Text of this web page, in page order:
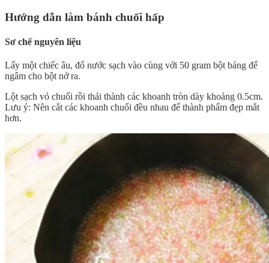
Hướng dẫn làm bánh chuối hấp
Sơ chế nguyên liệu
Lấy một chiếc âu, đổ nước sạch vào cùng với 50 gram bột báng để
ngâm cho bột nở ra.
Lột sạch vỏ chuối rồi thái thành các khoanh tròn dày khoảng 0.5cm.
Lưu ý: Nên cắt các khoanh chuối đều nhau để thành phẩm đẹp mắt
hơn.